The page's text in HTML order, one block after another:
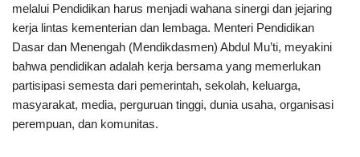
melalui Pendidikan harus menjadi wahana sinergi dan jejaring
kerja lintas kementerian dan lembaga. Menteri Pendidikan
Dasar dan Menengah (Mendikdasmen) Abdul Mu’ti, meyakini
bahwa pendidikan adalah kerja bersama yang memerlukan
partisipasi semesta dari pemerintah, sekolah, keluarga,
masyarakat, media, perguruan tinggi, dunia usaha, organisasi
perempuan, dan komunitas.